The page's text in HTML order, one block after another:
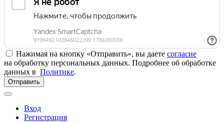
Нажимая на кнопку «Отправить», вы даете согласие
на обработку персональных данных. Подробнее об обработке
данных в Политике.
Отправить
Вход
Регистрация